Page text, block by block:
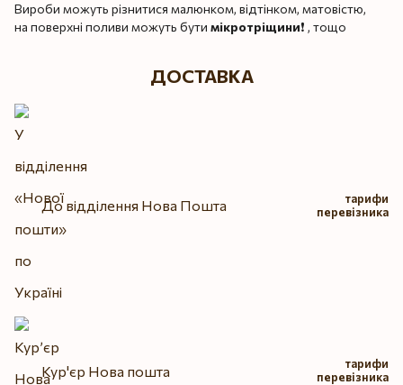
Вироби можуть різнитися малюнком, відтінком, матовістю,
на поверхні поливи можуть бути мікротріщини❗️ , тощо
ДОСТАВКА
До відділення Нова Пошта
тарифи
перевізника
Кур'єр Нова пошта
тарифи
перевізника